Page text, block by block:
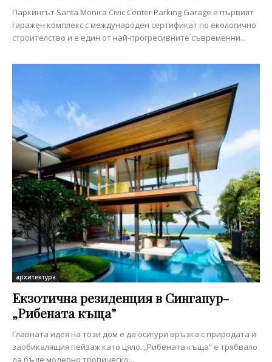
Паркингът Santa Monica Civic Center Parking Garage е първият
гаражен комплекс с международен сертификат по екологично
строителство и е един от най-прогресивните съвременни...
архитектура
Екзотична резиденция в Сингапур-
„Рибената къща”
Главната идея на този дом е да осигури връзка с природата и
заобикалящия пейзаж като цяло. „Рибената къща” е трябвало
да бъде модерно тропическо...